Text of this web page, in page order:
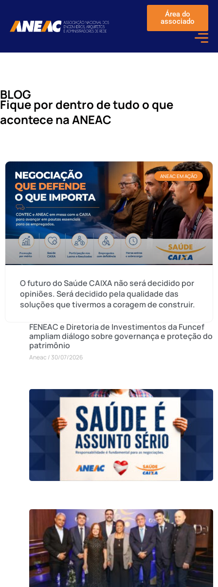
Área do
associado
BLOG
Fique por dentro de tudo o que
acontece na ANEAC
ANEAC EM AÇÃO
O futuro do Saúde CAIXA não será decidido por
opiniões. Será decidido pela qualidade das
soluções que tivermos a coragem de construir.
FENEAC e Diretoria de Investimentos da Funcef
ampliam diálogo sobre governança e proteção do
patrimônio
Aneac 30/07/2026